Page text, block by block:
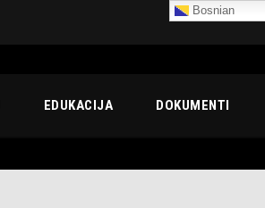
EDUKACIJA DOKUMENTI
Bosnian